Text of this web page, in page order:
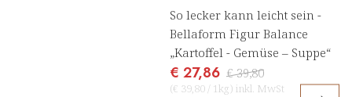
So lecker kann leicht sein -
Bellaform Figur Balance
„Kartoffel - Gemüse – Suppe“
€ 27,86 € 39,80
(€ 39,80 / 1kg) inkl. MwSt